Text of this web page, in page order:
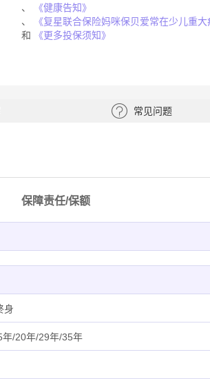
、
《健康告知》
、
《复星联合保险妈咪保贝爱常在少儿重
和
《更多投保须知》
常见问题
保障责任/保额
身
/20年/29年/35年